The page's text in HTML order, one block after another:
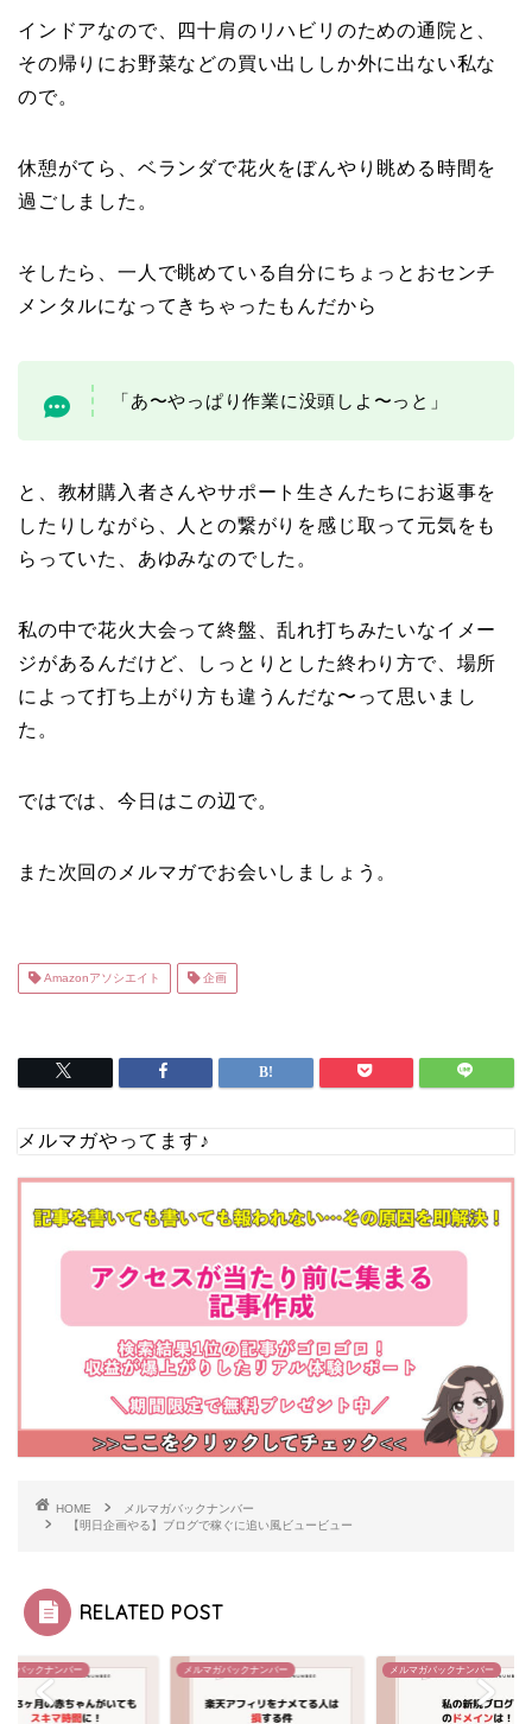
インドアなので、四十肩のリハビリのための通院と、
その帰りにお野菜などの買い出ししか外に出ない私な
ので。
休憩がてら、ベランダで花火をぼんやり眺める時間を
過ごしました。
そしたら、一人で眺めている自分にちょっとおセンチ
メンタルになってきちゃったもんだから
「あ〜やっぱり作業に没頭しよ〜っと」
と、教材購入者さんやサポート生さんたちにお返事を
したりしながら、人との繋がりを感じ取って元気をも
らっていた、あゆみなのでした。
私の中で花火大会って終盤、乱れ打ちみたいなイメー
ジがあるんだけど、しっとりとした終わり方で、場所
によって打ち上がり方も違うんだな〜って思いまし
た。
ではでは、今日はこの辺で。
また次回のメルマガでお会いしましょう。
Amazonアソシエイト 企画
メルマガやってます♪
HOME
メルマガバックナンバー
【明日企画やる】ブログで稼ぐに追い風ビュービュー
RELATED POST
ガバックナンバー メルマガバックナンバー メルマガバックナンバー